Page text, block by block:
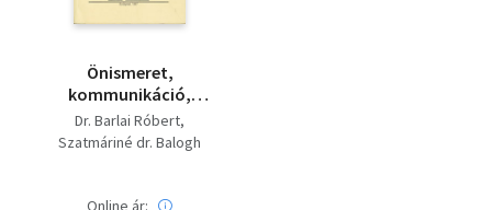
Önismeret,
kommunikáció,
csoportjelenségek
dióhéjban:
tréningek résztvevői
Dr. Barlai Róbert
Szatmáriné dr. Balogh
Online ár: